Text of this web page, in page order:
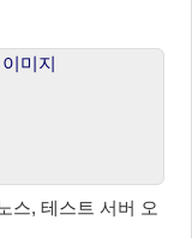
스, 테스트 서버 오